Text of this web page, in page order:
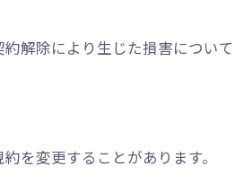
解除により生じた損害につい
を変更することがあります。